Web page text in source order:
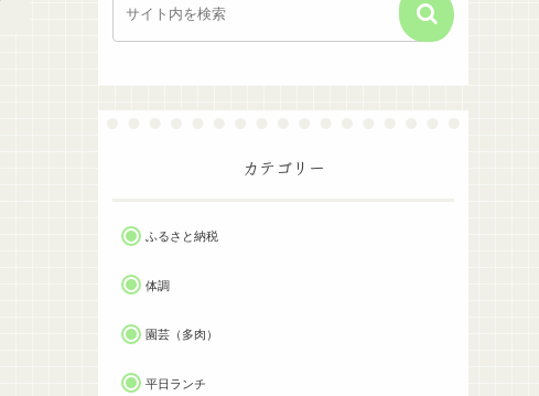
カテゴリー
ふるさと納税
体調
園芸（多肉）
平日ランチ